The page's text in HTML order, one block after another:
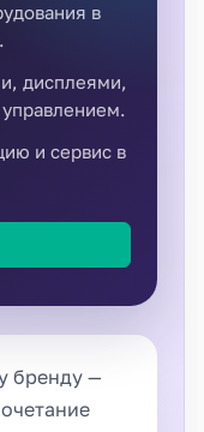
в
дисплеями,
и сервис в
бренду —